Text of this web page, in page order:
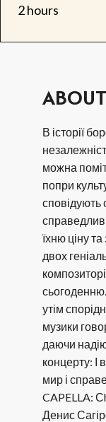
2 hours
В історії
можна
попри
сповідують
їхню ціну
двох
утім
музики
даючи
концерту: І
мир і
CAPELLA:
Денис